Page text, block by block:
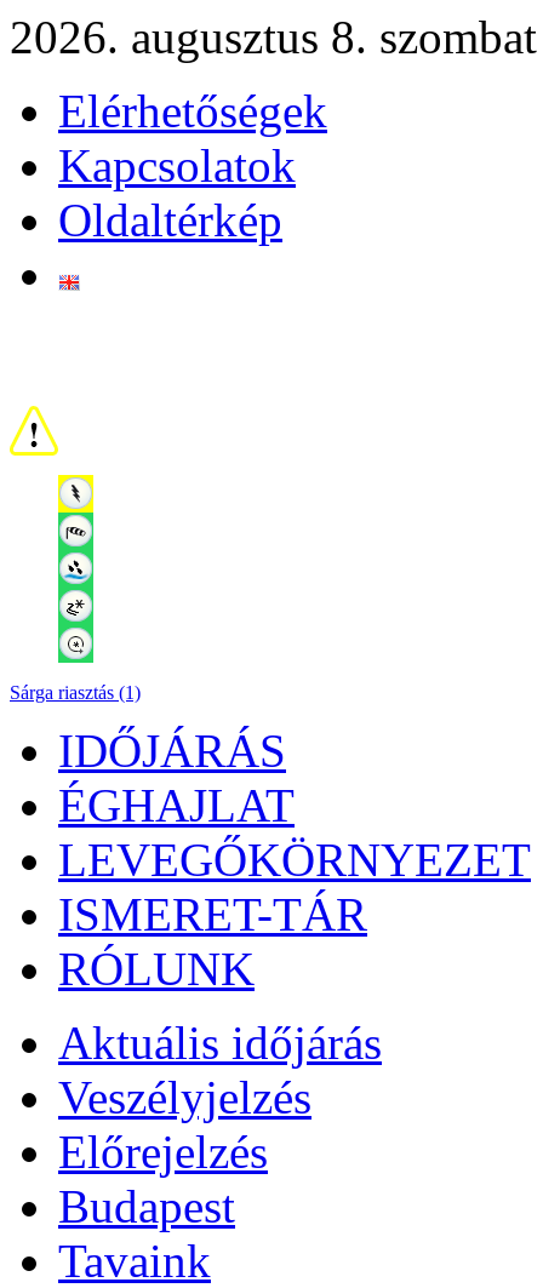
2026. augusztus 8. szombat
Elérhetőségek
Kapcsolatok
Oldaltérkép
Sárga riasztás (1)
IDŐJÁRÁS
ÉGHAJLAT
LEVEGŐKÖRNYEZET
ISMERET-TÁR
RÓLUNK
Aktuális időjárás
Veszélyjelzés
Előrejelzés
Budapest
Tavaink